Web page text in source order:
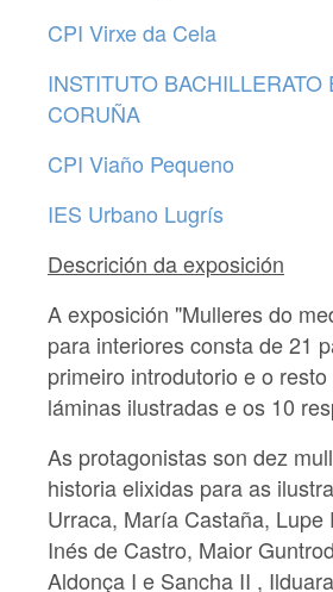
CPI Virxe da Cela
INSTITUTO BACHILLERATO
CORUÑA
CPI Viaño Pequeno
IES Urbano Lugrís
Descrición da exposición
A exposición "Mulleres do
para interiores consta de 21
primeiro introdutorio e o
láminas ilustradas e os 10
As protagonistas son dez
historia elixidas para as
Urraca, María Castaña, Lupe
Inés de Castro, Maior
Aldonça I e Sancha II ,